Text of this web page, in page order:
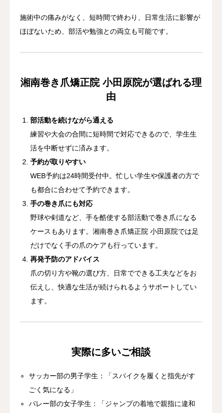
施術中の痛みがなく、短時間で終わり、日常生活に影響が
ほぼないため、部活や勉強との両立も可能です。
湘南巻き爪矯正院 小田原院が選ばれる理
由
部活動を続けながら通える
練習や大会の合間に短時間で対応できるので、学生生
活を中断せずに済みます。
予約が取りやすい
WEB予約は24時間受付中。忙しい学生や保護者の方で
も都合に合わせて予約できます。
手の巻き爪にも対応
野球や剣道など、手を酷使する部活動で巻き爪になる
ケースもあります。湘南巻き爪矯正院 小田原院では足
だけでなく手の爪のケアも行っています。
再発予防のアドバイス
爪の切り方や靴の選び方、日常でできる工夫などをお
伝えし、快適な生活が続けられるようサポートしてい
ます。
実際に多いご相談
サッカー部の男子学生：「スパイクを履くと指先がす
ごく気になる」
バレー部の女子学生：「ジャンプの着地で親指に違和